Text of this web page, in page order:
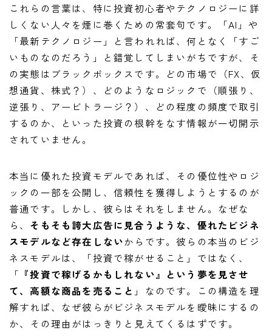
これらの言葉は、特に投資初心者やテクノロジーに詳
しくない人々を煙に巻くための常套句です。「AI」や
「最新テクノロジー」と言われれば、何となく「すご
いものなのだろう」と錯覚してしまいがちですが、そ
の実態はブラックボックスです。どの市場で（FX、仮
想通貨、株式？）、どのようなロジックで（順張り、
逆張り、アービトラージ？）、どの程度の頻度で取引
するのか、といった投資の根幹をなす情報が一切開示
されていません。
本当に優れた投資モデルであれば、その優位性やロジ
ックの一部を公開し、信頼性を獲得しようとするのが
普通です。しかし、彼らはそれをしません。なぜな
ら、 そもそも誇大広告に見合うような、優れたビジネ
スモデルなど存在しないからです。彼らの本当のビジ
ネスモデルは、「投資で稼がせること」ではなく、
「 『投資で稼げるかもしれない』という夢を見させ
て、高額な商品を売ること 」なのです。この構造を理
解すれば、なぜ彼らがビジネスモデルを曖昧にするの
か、その理由がはっきりと見えてくるはずです。